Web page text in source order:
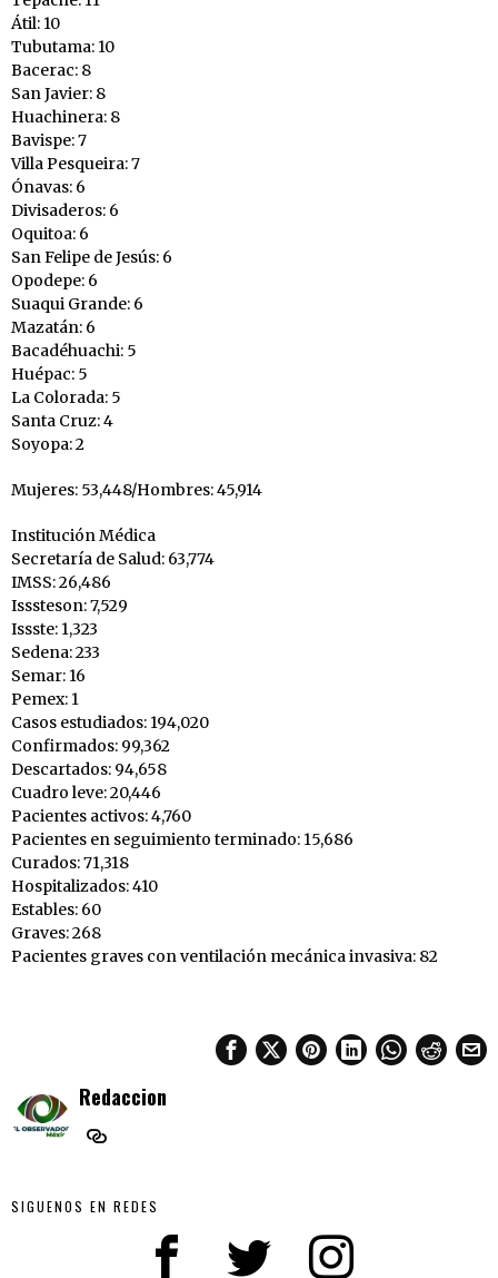
Átil: 10
Tubutama: 10
Bacerac: 8
San Javier: 8
Huachinera: 8
Bavispe: 7
Villa Pesqueira: 7
Ónavas: 6
Divisaderos: 6
Oquitoa: 6
San Felipe de Jesús: 6
Opodepe: 6
Suaqui Grande: 6
Mazatán: 6
Bacadéhuachi: 5
Huépac: 5
La Colorada: 5
Santa Cruz: 4
Soyopa: 2
Mujeres: 53,448/Hombres: 45,914
Institución Médica
Secretaría de Salud: 63,774
IMSS: 26,486
Isssteson: 7,529
Issste: 1,323
Sedena: 233
Semar: 16
Pemex: 1
Casos estudiados: 194,020
Confirmados: 99,362
Descartados: 94,658
Cuadro leve: 20,446
Pacientes activos: 4,760
Pacientes en seguimiento terminado: 15,686
Curados: 71,318
Hospitalizados: 410
Estables: 60
Graves: 268
Pacientes graves con ventilación mecánica invasiva: 82
Redaccion
SIGUENOS EN REDES